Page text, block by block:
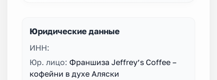
Юридические данные
ИНН:
Юр. лицо: Франшиза Jeffrey’s Coffee –
кофейни в духе Аляски